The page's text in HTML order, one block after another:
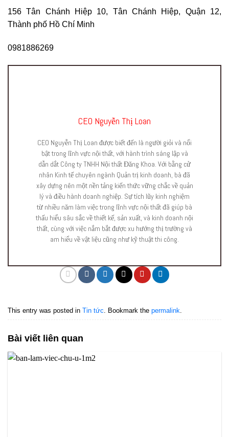
156 Tân Chánh Hiệp 10, Tân Chánh Hiệp, Quận 12,
Thành phố Hồ Chí Minh
0981886269
CEO Nguyễn Thị Loan
CEO Nguyễn Thị Loan được biết đến là người giỏi và nổi
bật trong lĩnh vực nội thất, với hành trình sáng lập và
dẫn dắt Công ty TNHH Nội thất Đăng Khoa. Với bằng cử
nhân Kinh tế chuyên ngành Quản trị kinh doanh, bà đã
xây dựng nên một nền tảng kiến thức vững chắc về quản
lý và điều hành doanh nghiệp. Sự tích lũy kinh nghiệm
từ nhiều năm làm việc trong lĩnh vực nội thất đã giúp bà
thấu hiểu sâu sắc về thiết kế, sản xuất, và kinh doanh nội
thất, cùng với việc nắm bắt được xu hướng thị trường và
am hiểu về vật liệu cũng như kỹ thuật thi công.
This entry was posted in Tin tức . Bookmark the permalink
Bài viết liên quan